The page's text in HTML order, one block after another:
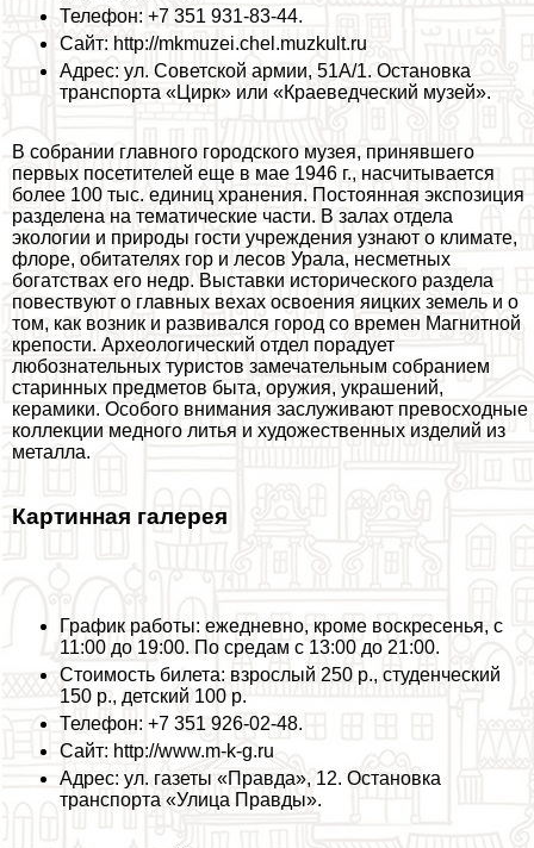
Телефон: +7 351 931-83-44.
Сайт: http://mkmuzei.chel.muzkult.ru
Адрес: ул. Советской армии, 51А/1. Остановка
трaнcпорта «Цирк» или «Краеведческий музей».
В собрании главного городского музея, принявшего
первых посетителей еще в мае 1946 г., насчитывается
более 100 тыс. единиц хранения. Постоянная экспозиция
разделена на тематические части. В залах отдела
экологии и природы гости учреждения узнают о климате,
флоре, обитателях гор и лесов Урала, несметных
богатствах его недр. Выставки исторического раздела
повествуют о главных вехах освоения яицких земель и о
том, как возник и развивался город со времен Магнитной
крепости. Археологический отдел порадует
любознательных туристов замечательным собранием
старинных предметов быта, оружия, украшений,
керамики. Особого внимания заслуживают превосходные
коллекции медного литья и художественных изделий из
металла.
Картинная галерея
График работы: ежедневно, кроме воскресенья, с
11:00 до 19:00. По средам с 13:00 до 21:00.
Стоимость билета: взрослый 250 р., студенческий
150 р., детский 100 р.
Телефон: +7 351 926-02-48.
Сайт: http://www.m-k-g.ru
Адрес: ул. газеты «Правда», 12. Остановка
трaнcпорта «Улица Правды».